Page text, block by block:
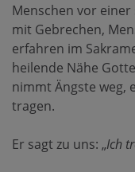
Menschen vor
mit Gebrechen,
erfahren im
heilende Nähe
nimmt Ängste weg,
tragen.
Er sagt zu uns: „Ich